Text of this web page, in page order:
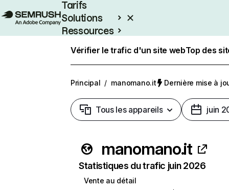
Tarifs
Solutions
Ressources
Vérifier le trafic d'un site webTop des
Principal / manomano.it Dernière mise à
Tous les appareils juin
manomano.it
Statistiques du trafic juin 2026
Vente au détail